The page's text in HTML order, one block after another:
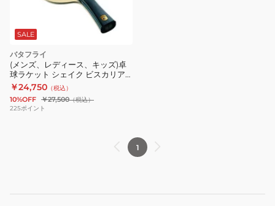
SALE
バタフライ
(メンズ、レディース、キッズ)卓
球ラケット シェイク ビスカリア
SUPER ALC FL 37191
￥24,750 （税込）
10%OFF ￥27,500（税込）
225ポイント
1